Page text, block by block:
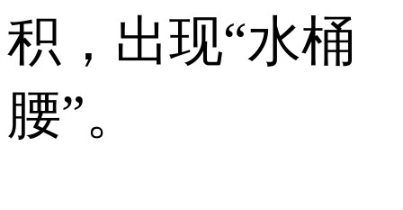
积，出现“水桶
腰”。